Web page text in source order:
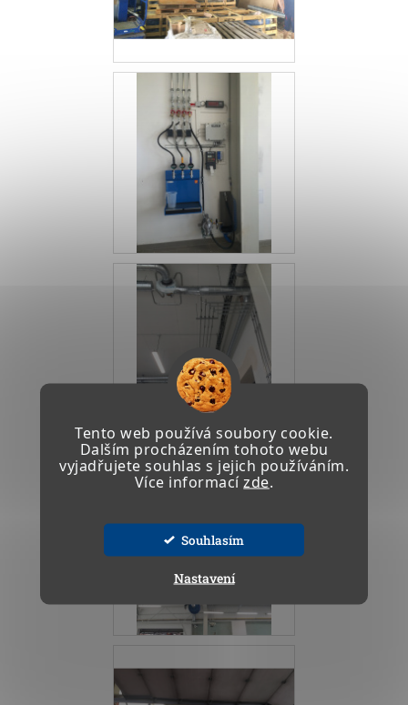
Tento web používá soubory cookie.
Dalším procházením tohoto webu
vyjadřujete souhlas s jejich používáním.
Více informací zde.
Souhlasím
Nastavení